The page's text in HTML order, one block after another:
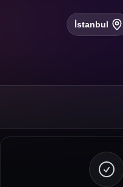
İstanbul